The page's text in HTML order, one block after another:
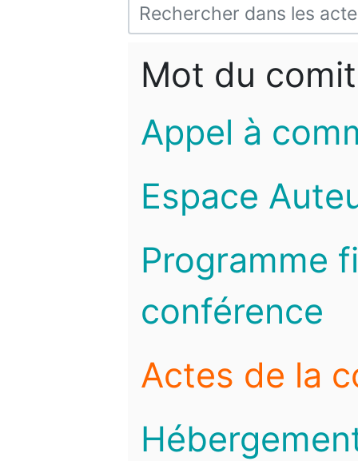
Mot du
Appel à
Espace
Programme
conférence
Actes de la